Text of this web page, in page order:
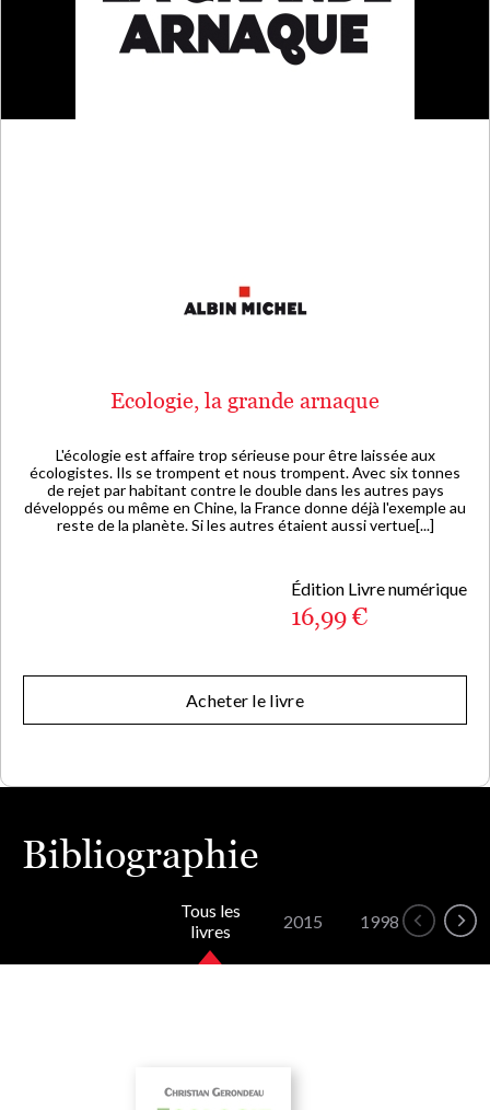
Ecologie, la grande arnaque
L'écologie est affaire trop sérieuse pour être laissée aux
écologistes. Ils se trompent et nous trompent. Avec six tonnes
de rejet par habitant contre le double dans les autres pays
développés ou même en Chine, la France donne déjà l'exemple au
reste de la planète. Si les autres étaient aussi vertue[...]
Édition Livre numérique
16,99 €
Acheter le livre
Bibliographie
Tous les
livres
2015 1998